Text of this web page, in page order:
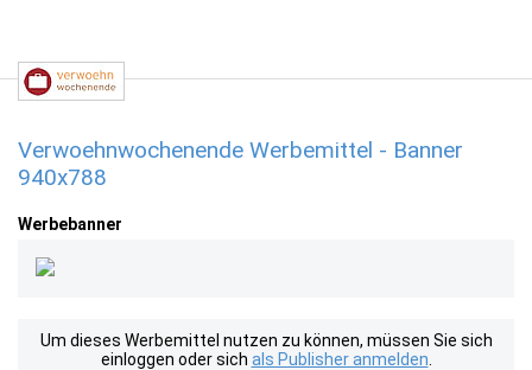
Verwoehnwochenende Werbemittel - Banner
940x788
Werbebanner
Um dieses Werbemittel nutzen zu können, müssen Sie sich
einloggen oder sich als Publisher anmelden